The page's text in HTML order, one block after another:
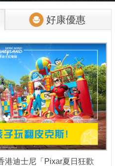
好康優惠
港迪士尼「Pixar夏日狂歡